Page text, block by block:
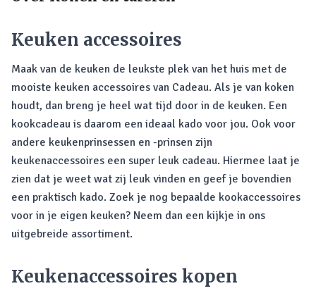
Keuken accessoires
Maak van de keuken de leukste plek van het huis met de
mooiste keuken accessoires van Cadeau. Als je van koken
houdt, dan breng je heel wat tijd door in de keuken. Een
kookcadeau is daarom een ideaal kado voor jou. Ook voor
andere keukenprinsessen en -prinsen zijn
keukenaccessoires een super leuk cadeau. Hiermee laat je
zien dat je weet wat zij leuk vinden en geef je bovendien
een praktisch kado. Zoek je nog bepaalde kookaccessoires
voor in je eigen keuken? Neem dan een kijkje in ons
uitgebreide assortiment.
Keukenaccessoires kopen